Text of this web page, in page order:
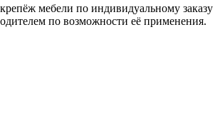
мебели по индивидуальному заказу
по возможности её применения.